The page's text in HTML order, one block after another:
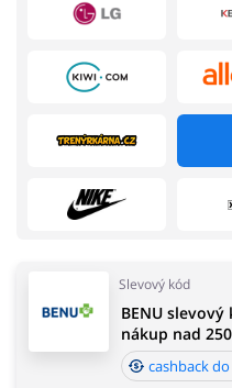
Chovatelské potřeby
Slevový kód
BENU
nákup nad
cashback do